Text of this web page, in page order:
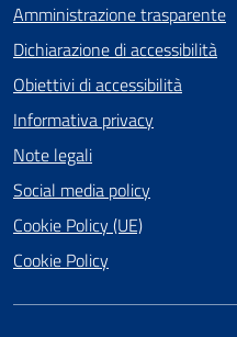
Amministrazione trasparente
Dichiarazione di accessibilità
Obiettivi di accessibilità
Informativa privacy
Note legali
Social media policy
Cookie Policy (UE)
Cookie Policy